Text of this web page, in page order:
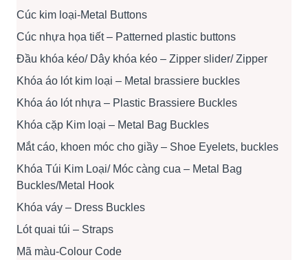
Cúc kim loại-Metal Buttons
Cúc nhựa họa tiết – Patterned plastic buttons
Đầu khóa kéo/ Dây khóa kéo – Zipper slider/ Zipper
Khóa áo lót kim loại – Metal brassiere buckles
Khóa áo lót nhựa – Plastic Brassiere Buckles
Khóa cặp Kim loại – Metal Bag Buckles
Mắt cáo, khoen móc cho giầy – Shoe Eyelets, buckles
Khóa Túi Kim Loại/ Móc càng cua – Metal Bag
Buckles/Metal Hook
Khóa váy – Dress Buckles
Lót quai túi – Straps
Mã màu-Colour Code